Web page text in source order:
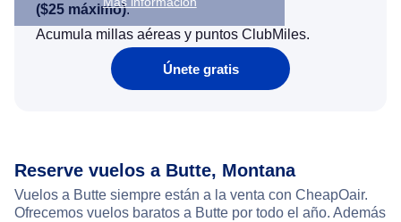
($25 máximo).
Acumula millas aéreas y puntos ClubMiles.
Únete gratis
Reserve vuelos a Butte, Montana
Vuelos a Butte siempre están a la venta con CheapOair.
Ofrecemos vuelos baratos a Butte por todo el año. Además